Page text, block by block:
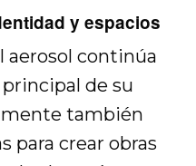
y espacios
aerosol continúa
de su
también
para crear obras